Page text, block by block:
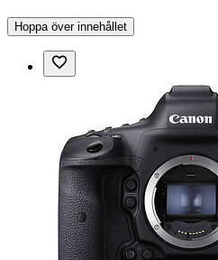
Hoppa över innehållet